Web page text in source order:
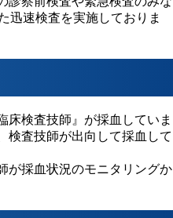
迅速検査を実施しておりま
床検査技師』が採血していま
検査技師が出向して採血して
が採血状況のモニタリングか